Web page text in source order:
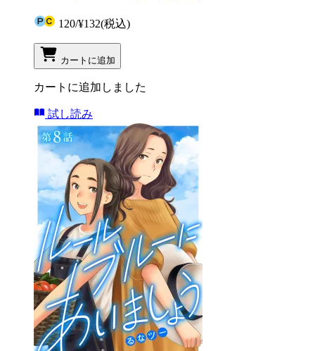
120/¥132(税込)
カートに追加
カートに追加しました
試し読み